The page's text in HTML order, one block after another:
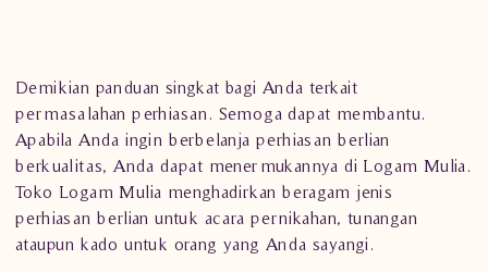
Demikian panduan singkat bagi Anda terkait
permasalahan perhiasan. Semoga dapat membantu.
Apabila Anda ingin berbelanja perhiasan berlian
berkualitas, Anda dapat menermukannya di Logam Mulia .
Toko Logam Mulia menghadirkan beragam jenis
perhiasan berlian untuk acara pernikahan, tunangan
ataupun kado untuk orang yang Anda sayangi.